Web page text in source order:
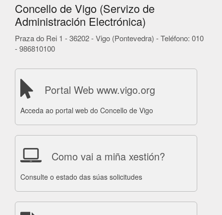
Concello de Vigo (Servizo de
Administración Electrónica)
Praza do Rei 1 - 36202 - Vigo (Pontevedra) - Teléfono: 010
- 986810100
Portal Web www.vigo.org
Acceda ao portal web do Concello de Vigo
Como vai a miña xestión?
Consulte o estado das súas solicitudes